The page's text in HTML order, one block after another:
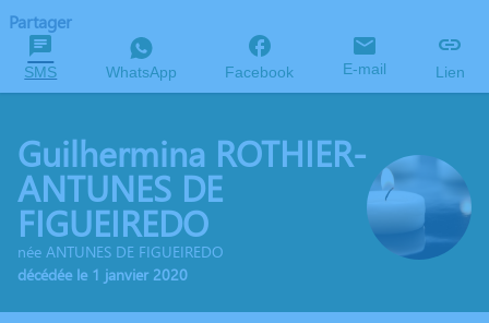
Partager
SMS WhatsApp Facebook E-mail Lien
Guilhermina ROTHIER-
ANTUNES DE
FIGUEIREDO
née ANTUNES DE FIGUEIREDO
décédée le 1 janvier 2020